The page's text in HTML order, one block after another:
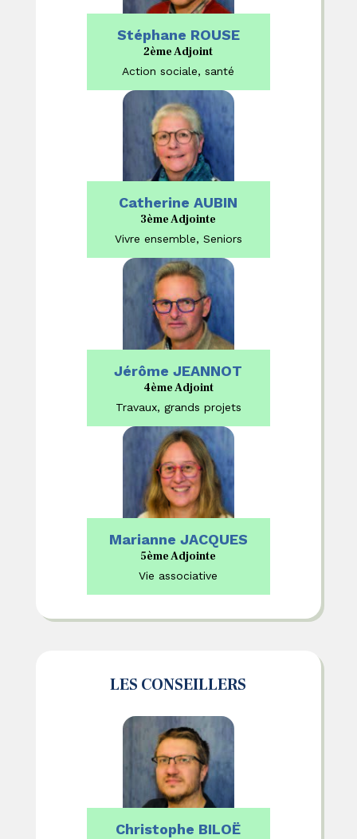
Stéphane ROUSE
2ème Adjoint
Action sociale, santé
Catherine AUBIN
3ème Adjointe
Vivre ensemble, Seniors
Jérôme JEANNOT
4ème Adjoint
Travaux, grands projets
Marianne JACQUES
5ème Adjointe
Vie associative
LES CONSEILLERS
Christophe BILOË